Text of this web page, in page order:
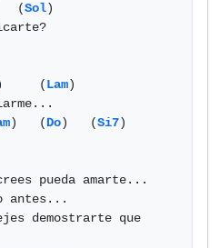
(Sol)
(Lam)
)   (Do)   (Si7)
pueda amarte...
antes...
demostrarte que